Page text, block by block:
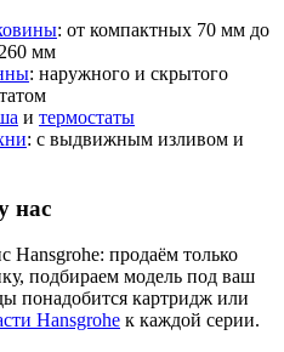
: от компактных 70 мм до
мм
: наружного и скрытого
и термостаты
: с выдвижным изливом и
нас
продаём только
подбираем модель под ваш
понадобится картридж или
Hansgrohe к каждой серии.